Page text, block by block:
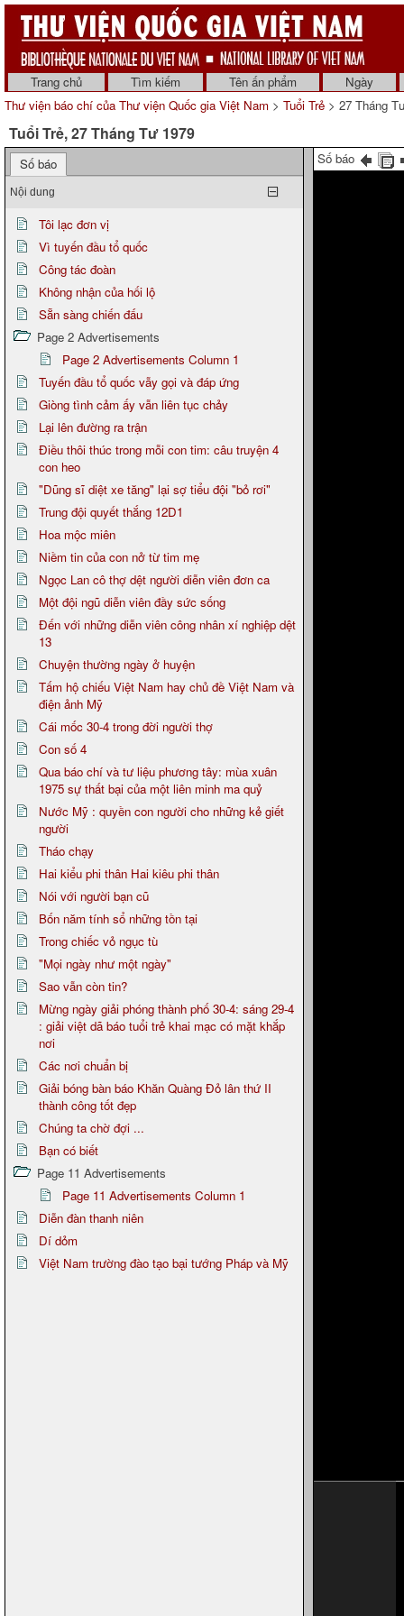
Trang chủ Tìm kiếm Tên ấn phẩm
Ngày
Thư viện báo chí của Thư viện Quốc gia Việt Nam > Tuổi Trẻ > 27 Tháng
Tuổi Trẻ, 27 Tháng Tư 1979
Số báo
Nội dung
Tôi lạc đơn vị
Vì tuyến đầu tổ quốc
Công tác đoàn
Không nhận của hối lộ
Sẵn sàng chiến đấu
Page 2 Advertisements
Page 2 Advertisements Column 1
Tuyến đầu tổ quốc vẫy gọi và đáp ứng
Giòng tình cảm ấy vẫn liên tục chảy
Lại lên đường ra trận
Điều thôi thúc trong mỗi con tim: câu truyện 4
con heo
"Dũng sĩ diệt xe tăng" lại sợ tiểu đội "bỏ rơi"
Trung đội quyết thắng 12D1
Hoa mộc miên
Niềm tin của con nở từ tim mẹ
Ngọc Lan cô thợ dệt người diễn viên đơn ca
Một đội ngũ diễn viên đầy sức sống
Đến với những diễn viên công nhân xí nghiệp dệt
13
Chuyện thường ngày ở huyện
Tấm hộ chiếu Việt Nam hay chủ đề Việt Nam và
điện ảnh Mỹ
Cái mốc 30-4 trong đời người thợ
Con số 4
Qua báo chí và tư liệu phương tây: mùa xuân
1975 sự thất bại của một liên minh ma quỷ
Nước Mỹ : quyền con người cho những kẻ giết
người
Tháo chạy
Hai kiểu phi thân Hai kiêu phi thân
Nói với người bạn cũ
Bốn năm tính sổ những tồn tại
Trong chiếc vỏ ngục tù
"Mọi ngày như một ngày"
Sao vẫn còn tin?
Mừng ngày giải phóng thành phố 30-4: sáng 29-4
: giải việt dã báo tuổi trẻ khai mạc có mặt khắp
nơi
Các nơi chuẩn bị
Giải bóng bàn báo Khăn Quàng Đỏ lân thứ II
thành công tốt đẹp
Chúng ta chờ đợi ...
Bạn có biết
Page 11 Advertisements
Page 11 Advertisements Column 1
Diễn đàn thanh niên
Dí dỏm
Việt Nam trường đào tạo bại tướng Pháp và Mỹ
Số báo